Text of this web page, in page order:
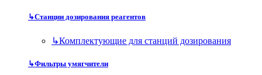
↳Станции дозирования реагентов
↳Комплектующие для станций дозирования
↳Фильтры умягчители